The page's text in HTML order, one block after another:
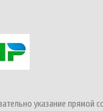
указание прямой